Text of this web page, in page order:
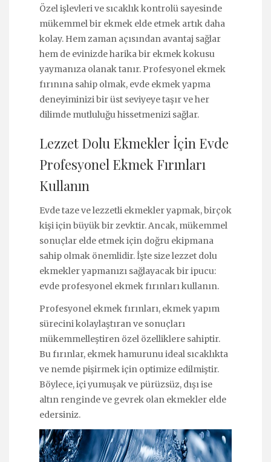
Özel işlevleri ve sıcaklık kontrolü sayesinde
mükemmel bir ekmek elde etmek artık daha
kolay. Hem zaman açısından avantaj sağlar
hem de evinizde harika bir ekmek kokusu
yaymanıza olanak tanır. Profesyonel ekmek
fırınına sahip olmak, evde ekmek yapma
deneyiminizi bir üst seviyeye taşır ve her
dilimde mutluluğu hissetmenizi sağlar.
Lezzet Dolu Ekmekler İçin Evde
Profesyonel Ekmek Fırınları
Kullanın
Evde taze ve lezzetli ekmekler yapmak, birçok
kişi için büyük bir zevktir. Ancak, mükemmel
sonuçlar elde etmek için doğru ekipmana
sahip olmak önemlidir. İşte size lezzet dolu
ekmekler yapmanızı sağlayacak bir ipucu:
evde profesyonel ekmek fırınları kullanın.
Profesyonel ekmek fırınları, ekmek yapım
sürecini kolaylaştıran ve sonuçları
mükemmelleştiren özel özelliklere sahiptir.
Bu fırınlar, ekmek hamurunu ideal sıcaklıkta
ve nemde pişirmek için optimize edilmiştir.
Böylece, içi yumuşak ve pürüzsüz, dışı ise
altın renginde ve gevrek olan ekmekler elde
edersiniz.